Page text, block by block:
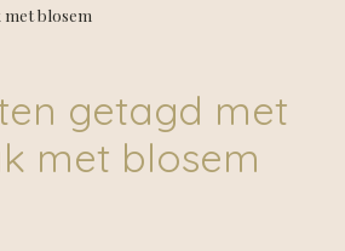
blosem
getagd met
met blosem